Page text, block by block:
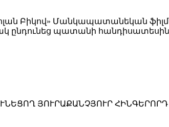
Բիկով» Մանկապատանեկան
ընդունեց պատանի
ՅՈՒՐԱՔԱՆՉՅՈՒՐ